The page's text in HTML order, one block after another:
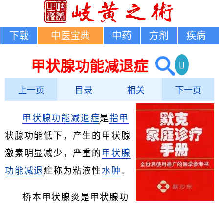
下载 中医宝典 中药 方剂 疾病
甲状腺功能减退症
上一页 目录 相关 下一页
甲状腺功能减退症是指甲
状腺功能低下，产生的甲状腺
激素明显减少，严重的 甲状腺
功能减退症称为粘液性 水肿。
桥本甲状腺炎是甲状腺功